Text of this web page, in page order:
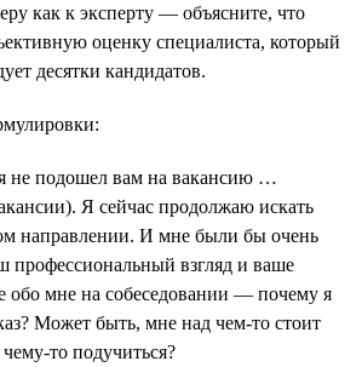
как к эксперту — объясните, что
оценку специалиста, который
десятки кандидатов.
не подошел вам на вакансию …
Я сейчас продолжаю искать
направлении. И мне были бы очень
профессиональный взгляд и ваше
обо мне на собеседовании — почему я
Может быть, мне над чем-то стоит
то подучиться?